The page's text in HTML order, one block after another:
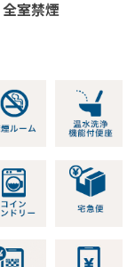
全室禁煙